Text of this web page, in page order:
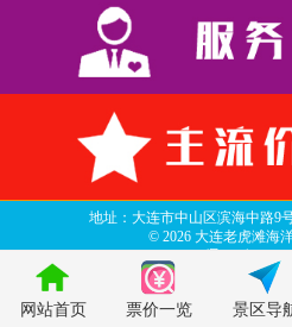
地址：大连市中山区滨海中路9
© 2026 大连老虎滩海
网站首页 票价一览 景区导